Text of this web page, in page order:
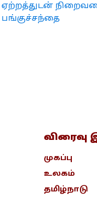
ஏற்றத்துடன்
பங்குச்சந்தை
முகப்பு
உலகம்
தமிழ்நாடு